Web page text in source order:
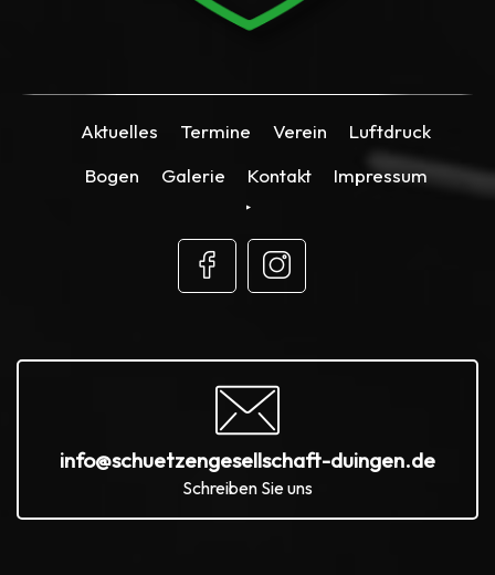
Aktuelles Termine Verein
Luftdruck
Bogen
Galerie Kontakt Impressum
info@schuetzengesellschaft-duingen.de
Schreiben Sie uns